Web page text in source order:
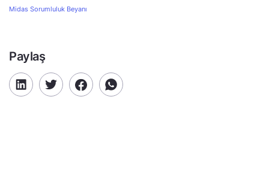
Midas Sorumluluk Beyanı
Paylaş